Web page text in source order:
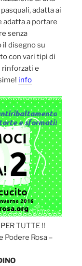
adatta ai
adatta a portare
senza
disegno su
con vari tipi di
rinforzati e
info
TUTTE !!
Podere Rosa –